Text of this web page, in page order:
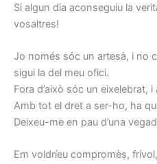
Si algun dia aconseguiu la
vosaltres!
Jo només sóc un artesà, i no
sigui la del meu ofici.
Fora d’això sóc un eixelebrat,
Amb tot el dret a ser-ho, ha
Deixeu-me en pau d’una
Em voldríeu compromès,